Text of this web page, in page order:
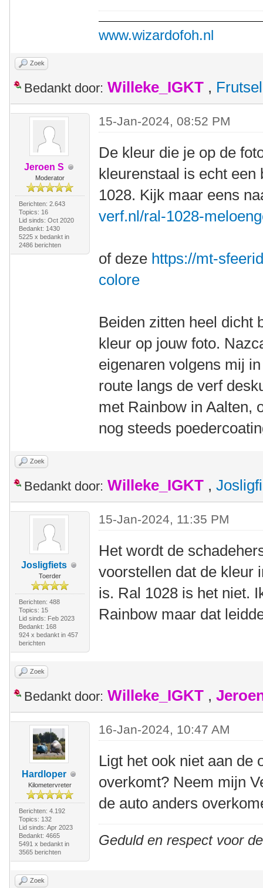
www.wizardofoh.nl
Zoek
Bedankt door: Willeke_IGKT , Frutsel
Jeroen S
Moderator
Berichten: 2.643
Topics: 16
Lid sinds: Oct 2020
Bedankt: 1430
5225 x bedankt in
2486 berichten
15-Jan-2024, 08:52 PM
De kleur die je op de
kleurenstaal is echt
1028. Kijk maar eens
verf.nl/ral-1028-
of deze https://mt-
colore
Beiden zitten heel dicht
kleur op jouw foto.
eigenaren volgens mij
route langs de verf
met Rainbow in Aalten,
nog steeds
Zoek
Bedankt door: Willeke_IGKT ,
Josligfiets
Toerder
Berichten: 488
Topics: 15
Lid sinds: Feb 2023
Bedankt: 168
924 x bedankt in 457
berichten
15-Jan-2024, 11:35 PM
Het wordt de
voorstellen dat de kleur
is. Ral 1028 is het niet.
Rainbow maar dat
Zoek
Bedankt door: Willeke_IGKT ,
Hardloper
Kilometervreter
Berichten: 4.192
Topics: 132
Lid sinds: Apr 2023
Bedankt: 4665
5491 x bedankt in
3565 berichten
16-Jan-2024, 10:47 AM
Ligt het ook niet aan de
overkomt? Neem mijn
de auto anders
Geduld en respect voor
Zoek